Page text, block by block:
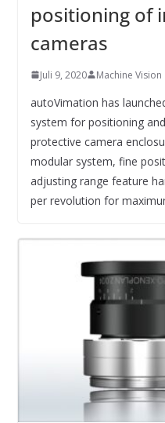
positioning of
cameras
Juli 9, 2020 Machine Vision
autoVimation has
system for positioning
protective camera
modular system, fine
adjusting range feature
per revolution for